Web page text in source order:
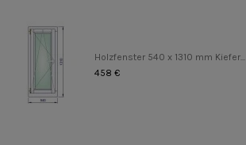
Holzfenster 540 x 1310 mm Kiefer...
458 €